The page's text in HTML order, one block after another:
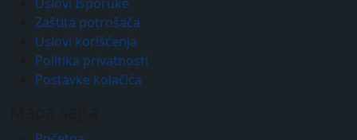
Zaštita potrošača
Uslovi korišćenja
Politika privatnosti
Postavke kolačića